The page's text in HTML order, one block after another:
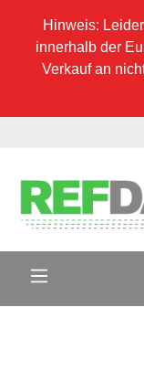
Hinweis:
innerhalb der
Verkauf an